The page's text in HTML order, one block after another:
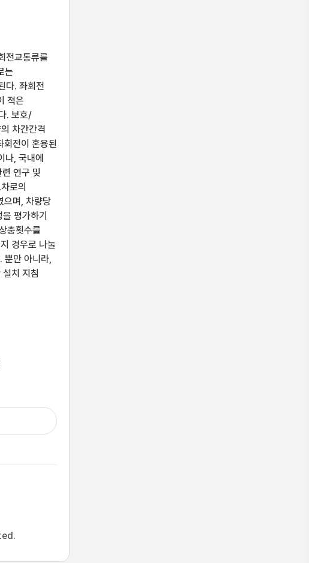
전교통류를
는
다. 좌회전
적은
. 보호/
차간간격
회전이 혼용된
나, 국내에
연구 및
로의
으며, 차량당
평가하기
충횟수를
경우로 나눌
뿐만 아니라,
치 지침